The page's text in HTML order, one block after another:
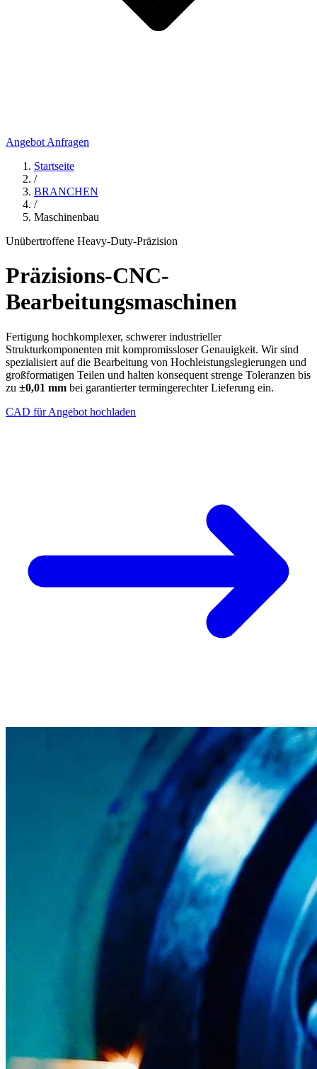
Angebot Anfragen
Startseite
/
BRANCHEN
/
Maschinenbau
Unübertroffene Heavy-Duty-Präzision
Präzisions-CNC-
Bearbeitungsmaschinen
Fertigung hochkomplexer, schwerer industrieller
Strukturkomponenten mit kompromissloser Genauigkeit. Wir sind
spezialisiert auf die Bearbeitung von Hochleistungslegierungen und
großformatigen Teilen und halten konsequent strenge Toleranzen bis
zu ±0,01 mm bei garantierter termingerechter Lieferung ein.
CAD für Angebot hochladen